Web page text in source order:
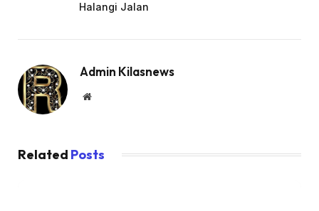
Halangi Jalan
Admin Kilasnews
Website
Related Posts